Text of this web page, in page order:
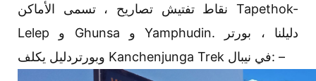
نقاط تفتيش تصاريح ، تسمى الأماكن Tapethok-
Lelep و Ghunsa و Yamphudin. دليلنا ، بورتر
وبورتردليل يكلف Kanchenjunga Trek في نيبال: –